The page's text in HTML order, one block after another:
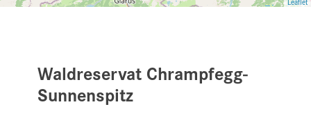
Waldreservat Chrampfegg-
Sunnenspitz